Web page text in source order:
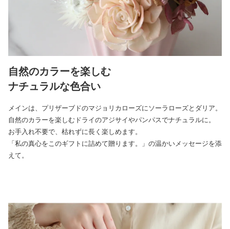
自然のカラーを楽しむ
ナチュラルな色合い
メインは、プリザーブドのマジョリカローズにソーラローズとダリア。
自然のカラーを楽しむドライのアジサイやパンパスでナチュラルに。
お手入れ不要で、枯れずに長く楽しめます。
「私の真心をこのギフトに詰めて贈ります。」の温かいメッセージを添
えて。